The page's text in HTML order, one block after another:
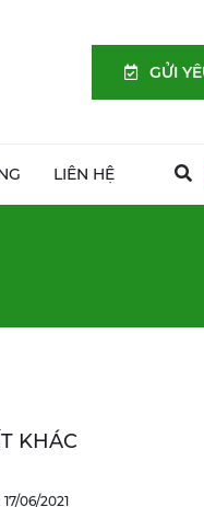
LIÊN HỆ
GỬI
KHÁC
06/2021